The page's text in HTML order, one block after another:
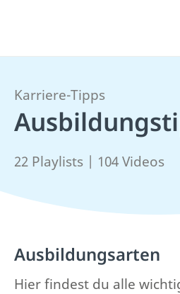
Karriere-Tipps
22 Playlists | 104 Videos
Ausbildungsarten
Hier findest du alle